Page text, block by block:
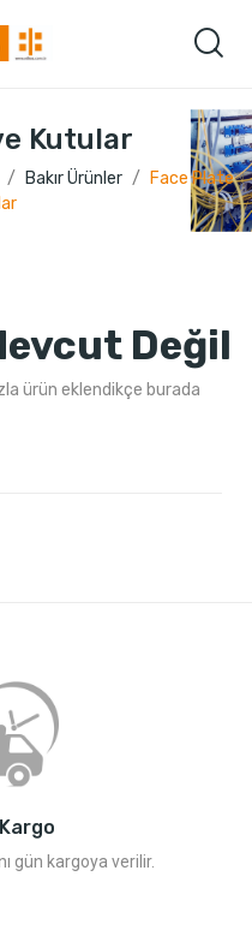
Kutular
Bakır Ürünler
Face Plate
Değil
ürün eklendikçe burada
gün kargoya verilir.